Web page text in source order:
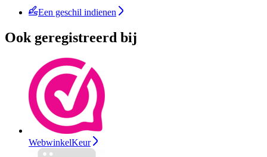
Een geschil indienen
Ook geregistreerd bij
WebwinkelKeur